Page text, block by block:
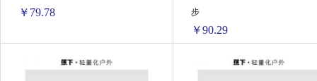
￥79.78
步
￥90.29